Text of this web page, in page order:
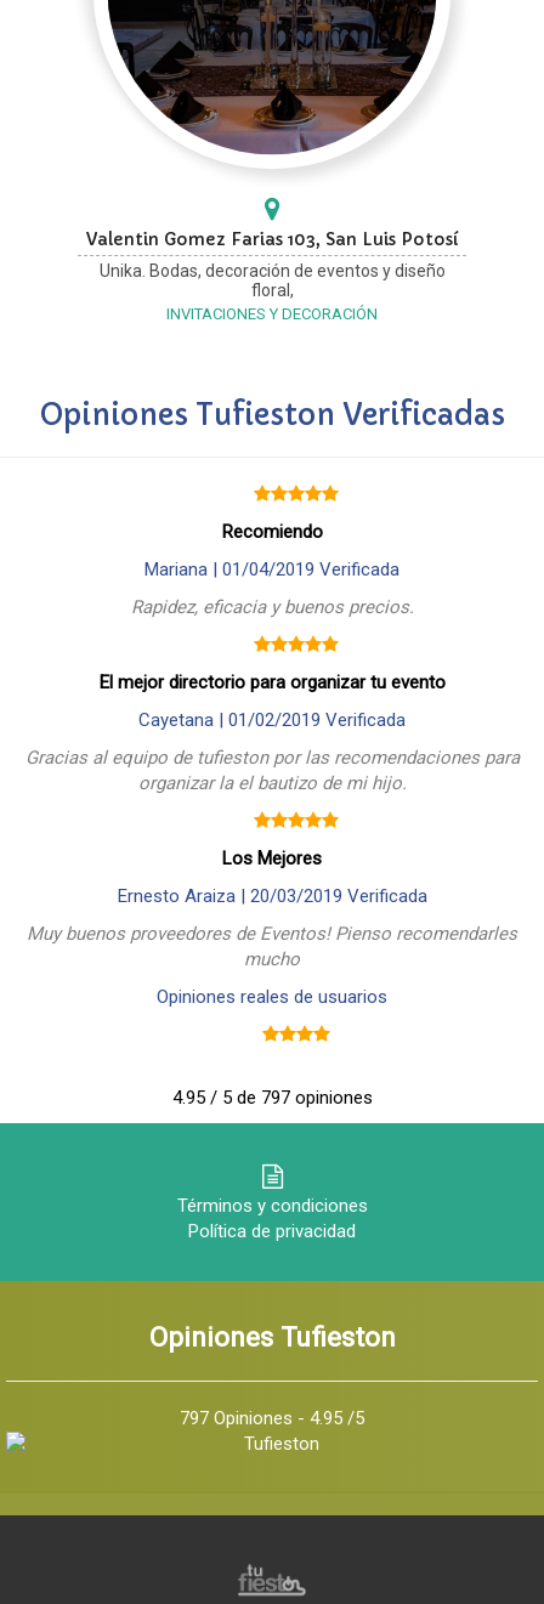
Valentin Gomez Farias 103, San Luis Potosí
Unika. Bodas, decoración de eventos y diseño
floral,
INVITACIONES Y DECORACIÓN
Opiniones Tufieston Verificadas
Recomiendo
Mariana | 01/04/2019 Verificada
Rapidez, eficacia y buenos precios.
El mejor directorio para organizar tu evento
Cayetana | 01/02/2019 Verificada
Gracias al equipo de tufieston por las recomendaciones para
organizar la el bautizo de mi hijo.
Los Mejores
Ernesto Araiza | 20/03/2019 Verificada
Muy buenos proveedores de Eventos! Pienso recomendarles
mucho
Opiniones reales de usuarios
4.95 / 5 de 797 opiniones
Términos y condiciones
Política de privacidad
Opiniones Tufieston
797 Opiniones - 4.95 /5